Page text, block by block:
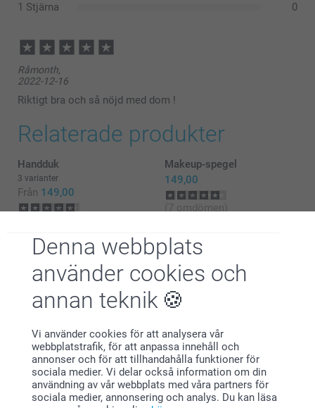
Denna webbplats
använder cookies och
annan teknik
Vi använder cookies för att analysera vår
webbplatstrafik, för att anpassa innehåll och
annonser och för att tillhandahålla funktioner för
sociala medier. Vi delar också information om din
användning av vår webbplats med våra partners för
sociala medier, annonsering och analys. Du kan läsa
1 Stjärna
0
Råmonth,
2022-12-16
Riktigt bra och så nöjd med dom !
Relaterade produkter
Handduk
3 varianter
Från 149,00
Makeup-spegel
149,00
(7 omdömen)
Matta med foto
Från 299,00
(2 omdömen)
Personlig necessär
299,00
(5 omdömen)
Varförsmartphoto?